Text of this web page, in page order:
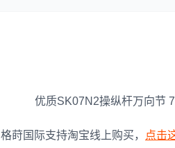
优质SK07N2操纵杆万向节
格莳国际支持淘宝线上购买， 点击